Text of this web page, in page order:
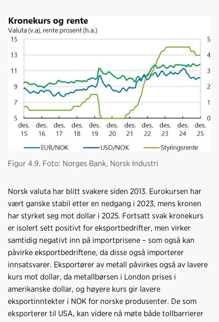
Figur 4.9. Foto: Norges Bank, Norsk Industri
Norsk valuta har blitt svakere siden 2013. Eurokursen har
vært ganske stabil etter en nedgang i 2023, mens kronen
har styrket seg mot dollar i 2025. Fortsatt svak kronekurs
er isolert sett positivt for eksportbedrifter, men virker
samtidig negativt inn på importprisene – som også kan
påvirke eksportbedriftene, da disse også importerer
innsatsvarer. Eksportører av metall påvirkes også av lavere
kurs mot dollar, da metallbørsen i London prises i
amerikanske dollar, og høyere kurs gir lavere
eksportinntekter i NOK for norske produsenter. De som
eksporterer til USA, kan videre nå møte både tollbarrierer